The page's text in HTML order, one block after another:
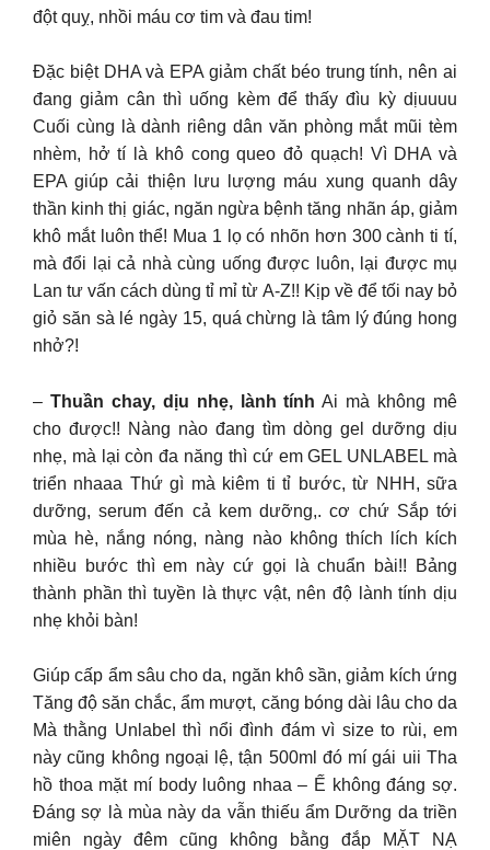
đột quỵ, nhồi máu cơ tim và đau tim!
Đặc biệt DHA và EPA giảm chất béo trung tính, nên ai
đang giảm cân thì uống kèm để thấy đìu kỳ dịuuuu
Cuối cùng là dành riêng dân văn phòng mắt mũi tèm
nhèm, hở tí là khô cong queo đỏ quạch! Vì DHA và
EPA giúp cải thiện lưu lượng máu xung quanh dây
thần kinh thị giác, ngăn ngừa bệnh tăng nhãn áp, giảm
khô mắt luôn thể! Mua 1 lọ có nhõn hơn 300 cành ti tí,
mà đổi lại cả nhà cùng uống được luôn, lại được mụ
Lan tư vấn cách dùng tỉ mỉ từ A-Z!! Kịp về để tối nay bỏ
giỏ săn sà lé ngày 15, quá chừng là tâm lý đúng hong
nhở?!
– Thuần chay, dịu nhẹ, lành tính Ai mà không mê
cho được!! Nàng nào đang tìm dòng gel dưỡng dịu
nhẹ, mà lại còn đa năng thì cứ em GEL UNLABEL mà
triển nhaaa Thứ gì mà kiêm ti tỉ bước, từ NHH, sữa
dưỡng, serum đến cả kem dưỡng,. cơ chứ Sắp tới
mùa hè, nắng nóng, nàng nào không thích lích kích
nhiều bước thì em này cứ gọi là chuẩn bài!! Bảng
thành phần thì tuyền là thực vật, nên độ lành tính dịu
nhẹ khỏi bàn!
Giúp cấp ẩm sâu cho da, ngăn khô sần, giảm kích ứng
Tăng độ săn chắc, ẩm mượt, căng bóng dài lâu cho da
Mà thằng Unlabel thì nổi đình đám vì size to rùi, em
này cũng không ngoại lệ, tận 500ml đó mí gái uii Tha
hồ thoa mặt mí body luông nhaa – Ế không đáng sợ.
Đáng sợ là mùa này da vẫn thiếu ẩm Dưỡng da triền
miên ngày đêm cũng không bằng đắp MẶT NẠ